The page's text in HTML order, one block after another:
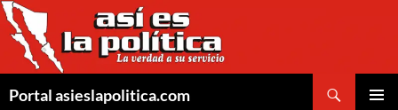
Saltar
al
contenido
Portal asieslapolitica.com